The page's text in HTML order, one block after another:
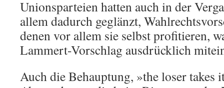
Unionsparteien hatten auch in der
allem dadurch geglänzt,
denen vor allem sie selbst profitieren,
Lammert-Vorschlag ausdrücklich
Auch die Behauptung, »the loser takes